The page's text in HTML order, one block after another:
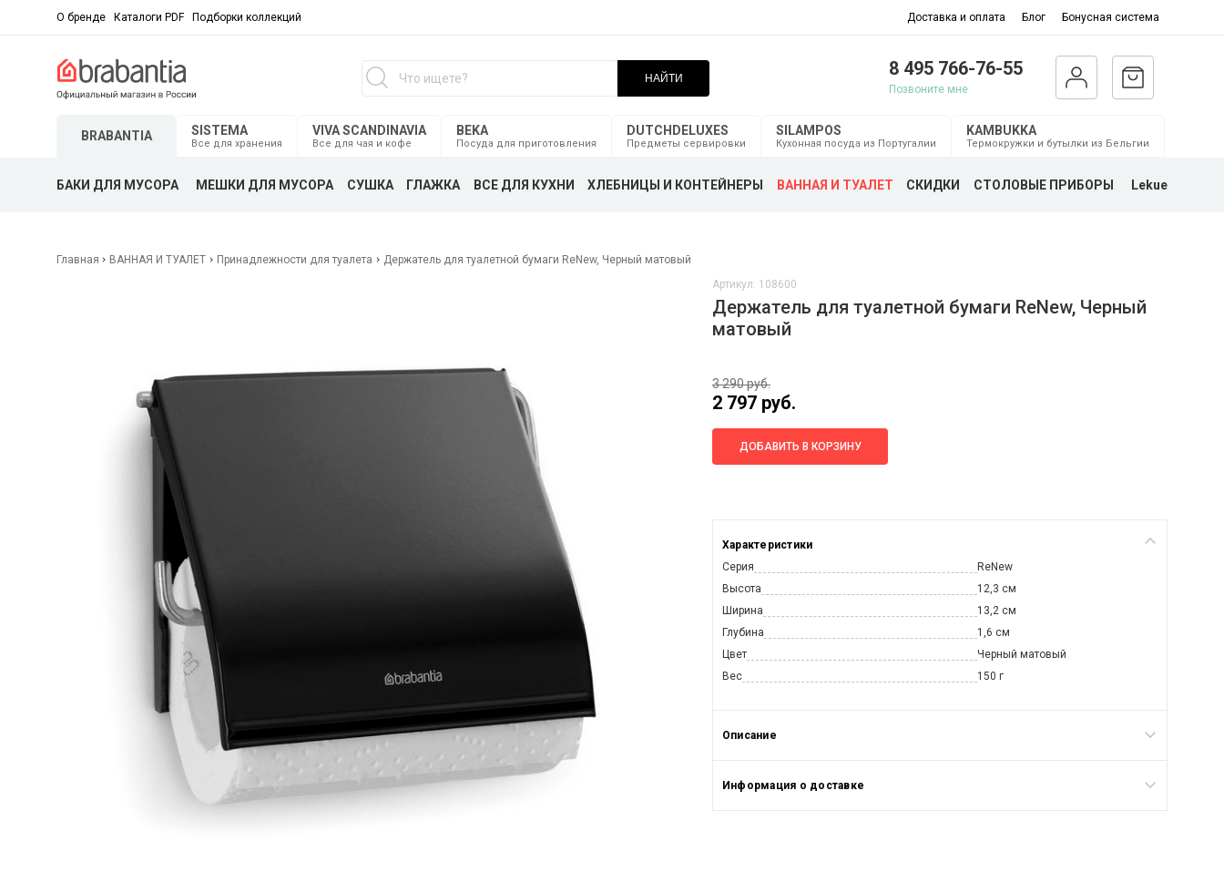
О бренде Каталоги PDF Подборки коллекций Доставка и оплата Блог Бонусная система
НАЙТИ 8 495 766-76-55
Позвоните мне
BRABANTIA SISTEMA
Все для хранения
VIVA SCANDINAVIA
Все для чая и кофе
BEKA
Посуда для приготовления
DUTCHDELUXES
Предметы сервировки
SILAMPOS
Кухонная посуда из Португалии
KAMBUKKA
Термокружки и бутылки из Бельгии
БАКИ ДЛЯ МУСОРА МЕШКИ ДЛЯ МУСОРА СУШКА ГЛАЖКА ВСЕ ДЛЯ КУХНИ ХЛЕБНИЦЫ И КОНТЕЙНЕРЫ ВАННАЯ И ТУАЛЕТ СКИДКИ СТОЛОВЫЕ ПРИБОРЫ Lekue
Главная ВАННАЯ И ТУАЛЕТ Принадлежности для туалета
Держатель для туалетной бумаги ReNew, Черный матовый
Артикул: 108600
Держатель для туалетной бумаги ReNew, Черный
матовый
3 290 руб.
2 797 руб.
ДОБАВИТЬ В КОРЗИНУ
Характеристики
Серия
ReNew
Высота
12,3 см
Ширина
13,2 см
Глубина
1,6 см
Цвет
Черный матовый
Вес
150 г
Описание
Информация о доставке